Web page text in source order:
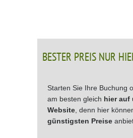
BESTER PREIS NUR
Starten Sie Ihre Buchung
am besten gleich hier auf
Website , denn hier
günstigsten Preise